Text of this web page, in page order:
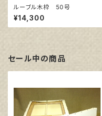
ルーブル木枠 50号
¥14,300
セール中の商品